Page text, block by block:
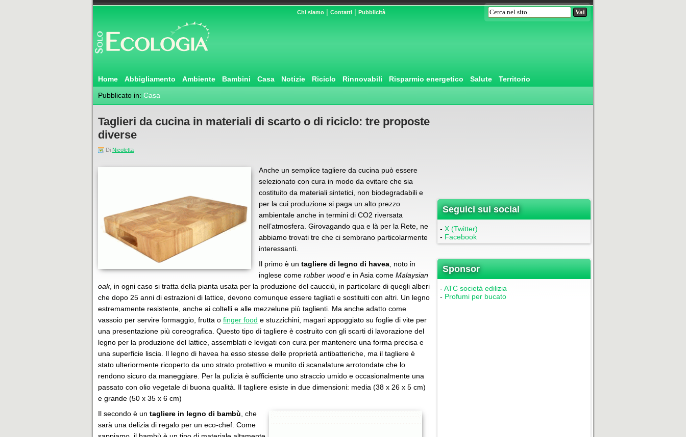
Chi siamo | Contatti | Pubblicità
Home Abbigliamento Ambiente Bambini Casa Notizie Riciclo Rinnovabili Risparmio energetico Salute
Territorio
Pubblicato in: Casa
Taglieri da cucina in materiali di scarto o di riciclo: tre proposte
diverse
Di Nicoletta
Anche un semplice tagliere da cucina può essere
selezionato con cura in modo da evitare che sia
costituito da materiali sintetici, non biodegradabili e
per la cui produzione si paga un alto prezzo
ambientale anche in termini di CO2 riversata
nell’atmosfera. Girovagando qua e là per la Rete, ne
abbiamo trovati tre che ci sembrano particolarmente
interessanti.
Il primo è un tagliere di legno di havea , noto in
inglese come rubber wood e in Asia come Malaysian
oak, in ogni caso si tratta della pianta usata per la produzione del caucciù, in particolare di quegli alberi
che dopo 25 anni di estrazioni di lattice, devono comunque essere tagliati e sostituiti con altri. Un legno
estremamente resistente, anche ai coltelli e alle mezzelune più taglienti. Ma anche adatto come
vassoio per servire formaggio, frutta o finger food e stuzzichini, magari appoggiato su foglie di vite per
una presentazione più coreografica. Questo tipo di tagliere è costruito con gli scarti di lavorazione del
legno per la produzione del lattice, assemblati e levigati con cura per mantenere una forma precisa e
una superficie liscia. Il legno di havea ha esso stesse delle proprietà antibatteriche, ma il tagliere è
stato ulteriormente ricoperto da uno strato protettivo e munito di scanalature arrotondate che lo
rendono sicuro da maneggiare. Per la pulizia è sufficiente uno straccio umido e occasionalmente una
passato con olio vegetale di buona qualità. Il tagliere esiste in due dimensioni: media (38 x 26 x 5 cm)
e grande (50 x 35 x 6 cm)
Il secondo è un tagliere in legno di bambù , che
sarà una delizia di regalo per un eco-chef. Come
Seguici sui social
- X (Twitter)
- Facebook
Sponsor
- ATC società edilizia
- Profumi per bucato